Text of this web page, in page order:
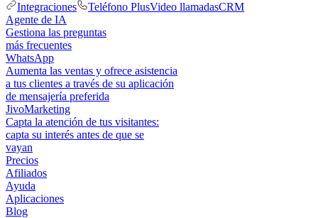
Integraciones
Teléfono PlusVideo llamadasCRM
Agente de IA
Gestiona las preguntas
más frecuentes
WhatsApp
Aumenta las ventas y ofrece asistencia
a tus clientes a través de su aplicación
de mensajería preferida
JivoMarketing
Capta la atención de tus visitantes:
capta su interés antes de que se
vayan
Precios
Afiliados
Ayuda
Aplicaciones
Blog